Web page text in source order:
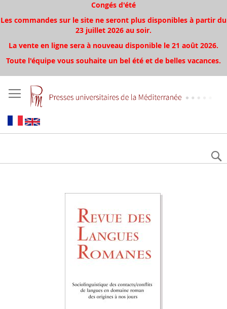
Congés d'été
Les commandes sur le site ne seront plus disponibles à partir du
23 juillet 2026 au soir.
La vente en ligne sera à nouveau disponible le 21 août 2026.
Toute l'équipe vous souhaite un bel été et de belles vacances.